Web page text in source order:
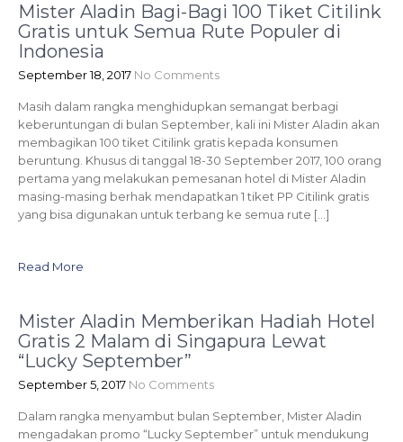
Mister Aladin Bagi-Bagi 100 Tiket Citilink
Gratis untuk Semua Rute Populer di
Indonesia
September 18, 2017 No Comments
Masih dalam rangka menghidupkan semangat berbagi
keberuntungan di bulan September, kali ini Mister Aladin akan
membagikan 100 tiket Citilink gratis kepada konsumen
beruntung. Khusus di tanggal 18-30 September 2017, 100 orang
pertama yang melakukan pemesanan hotel di Mister Aladin
masing-masing berhak mendapatkan 1 tiket PP Citilink gratis
yang bisa digunakan untuk terbang ke semua rute […]
Read More
Mister Aladin Memberikan Hadiah Hotel
Gratis 2 Malam di Singapura Lewat
“Lucky September”
September 5, 2017 No Comments
Dalam rangka menyambut bulan September, Mister Aladin
mengadakan promo “Lucky September” untuk mendukung